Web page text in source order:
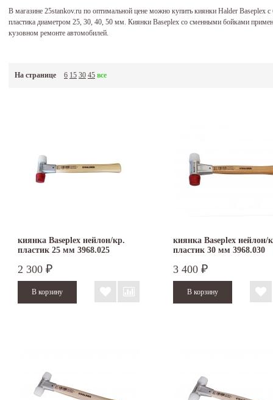
В магазине 25stankov.ru по оптимальной цене можно купить киянки Halder Baseplex с
пластика диаметром 25, 30, 40, 50 мм. Киянки Baseplex со сменными бойками
кузовном ремонте автомобилей.
На странице 6 15 30 45 все
киянка Baseplex нейлон/кр.
пластик 25 мм 3968.025
2 300 ₽
киянка Baseplex нейлон/
пластик 30 мм 3968.030
3 400 ₽